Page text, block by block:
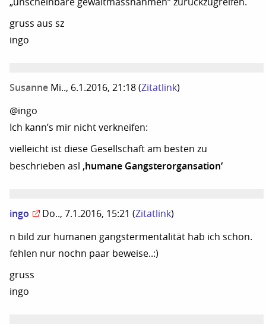
„unscheinbare gewaltmassnahmen“ zurückzugreifen.
gruss aus sz
ingo
Susanne Mi.., 6.1.2016, 21:18 (Zitatlink)
@ingo
Ich kann’s mir nicht verkneifen:
vielleicht ist diese Gesellschaft am besten zu
beschrieben asl ‚humane Gangsterorgansation‘
ingo Do.., 7.1.2016, 15:21 (Zitatlink)
n bild zur humanen gangstermentalität hab ich schon.
fehlen nur nochn paar beweise..:)
gruss
ingo